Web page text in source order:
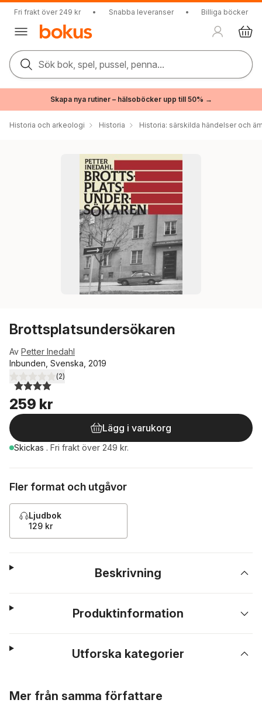
Fri frakt över 249 kr • Snabba leveranser • Billiga böcker
Sök bok, spel, pussel, penna...
Skapa nya rutiner – hälsoböcker upp till 50% →
Historia och arkeologi Historia Historia: särskilda händelser och
Brottsplatsundersökaren
Av Petter Inedahl
Inbunden, Svenska, 2019
4,0utav 5 stjärnor. Totalt antal röster:
(2)
259 kr
Lägg i varukorg
Skickas . Fri frakt över 249 kr.
Fler format och utgåvor
Ljudbok
129 kr
Beskrivning
Produktinformation
Utforska kategorier
Mer från samma författare